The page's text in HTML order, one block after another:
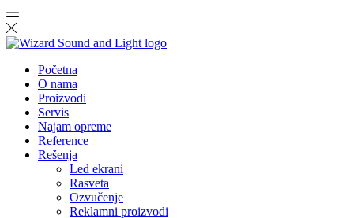
Početna
O nama
Proizvodi
Servis
Najam opreme
Reference
Rešenja
Led ekrani
Rasveta
Ozvučenje
Reklamni proizvodi